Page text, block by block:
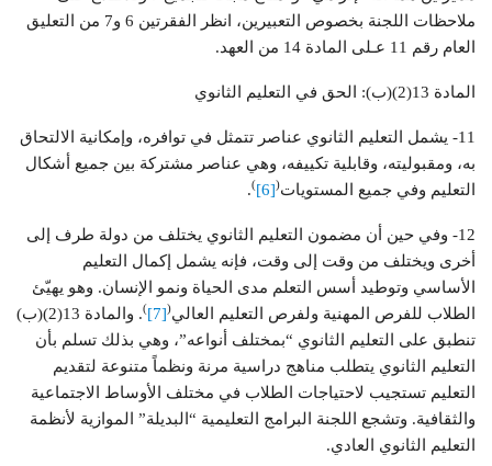
ملاحظات اللجنة بخصوص التعبيرين، انظر الفقرتين 6 و7 من التعليق
العام رقم 11 عـلى المادة 14 من العهد.
المادة 13(2)(ب): الحق في التعليم الثانوي
11- يشمل التعليم الثانوي عناصر تتمثل في توافره، وإمكانية الالتحاق
به، ومقبوليته، وقابلية تكييفه، وهي عناصر مشتركة بين جميع أشكال
التعليم وفي جميع المستويات(
[6]
)
.
12- وفي حين أن مضمون التعليم الثانوي يختلف من دولة طرف إلى
أخرى ويختلف من وقت إلى وقت، فإنه يشمل إكمال التعليم
الأساسي وتوطيد أسس التعلم مدى الحياة ونمو الإنسان. وهو يهيّئ
الطلاب للفرص المهنية ولفرص التعليم العالي(
[7]
)
. والمادة 13(2)(ب)
تنطبق على التعليم الثانوي “بمختلف أنواعه”، وهي بذلك تسلم بأن
التعليم الثانوي يتطلب مناهج دراسية مرنة ونظماً متنوعة لتقديم
التعليم تستجيب لاحتياجات الطلاب في مختلف الأوساط الاجتماعية
والثقافية. وتشجع اللجنة البرامج التعليمية “البديلة” الموازية لأنظمة
التعليم الثانوي العادي.